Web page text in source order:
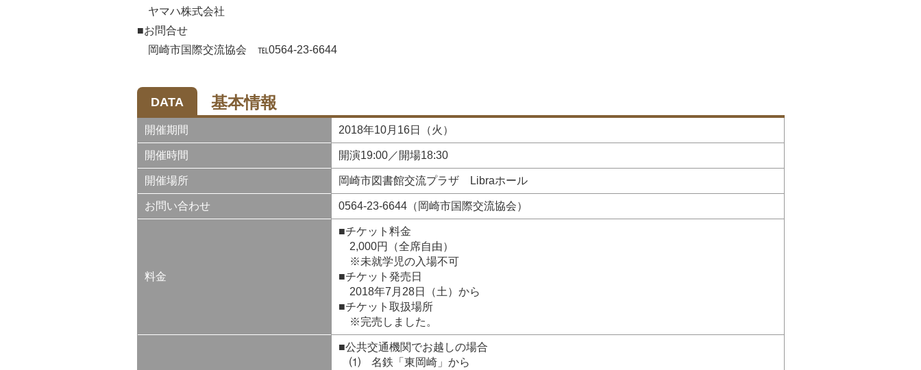
ヤマハ株式会社
■お問合せ
岡崎市国際交流協会 ℡0564-23-6644
DATA 基本情報
開催期間 2018年10月16日（火）
開催時間 開演19:00／開場18:30
開催場所 岡崎市図書館交流プラザ Libraホール
お問い合わせ 0564-23-6644（岡崎市国際交流協会）
料金
■チケット料金
2,000円（全席自由）
※未就学児の入場不可
■チケット発売日
2018年7月28日（土）から
■チケット取扱場所
※完売しました。
■公共交通機関でお越しの場合
⑴ 名鉄「東岡崎」から